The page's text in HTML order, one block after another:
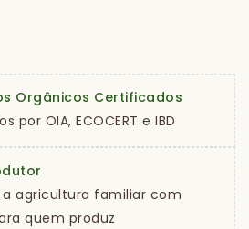
Orgânicos Certificados
por OIA, ECOCERT e IBD
agricultura familiar com
quem produz